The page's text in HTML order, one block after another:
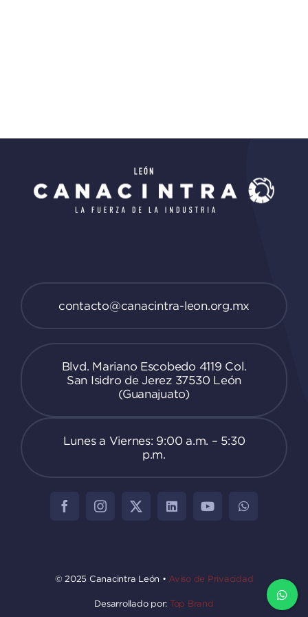
contacto@canacintra-leon.org.mx
Blvd. Mariano Escobedo 4119 Col.
San Isidro de Jerez 37530 León
(Guanajuato)
Lunes a Viernes: 9:00 a.m. – 5:30
p.m.
© 2025 Canacintra León • Aviso de Privacidad
Desarrollado por: Top Brand